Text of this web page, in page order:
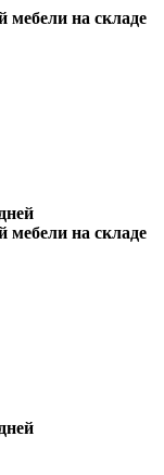
мебели на складе
мебели на складе